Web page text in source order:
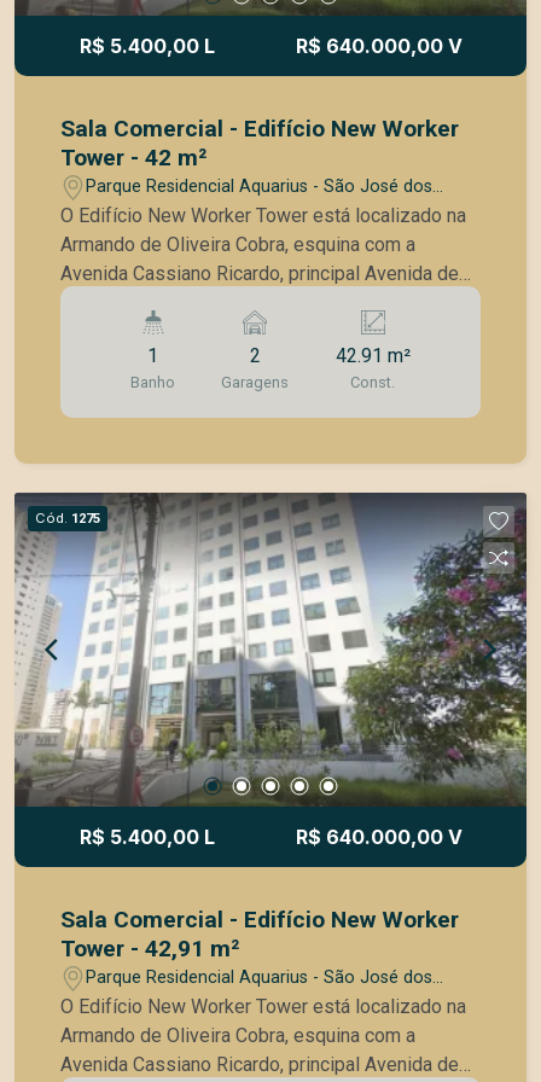
R$ 5.400,00 L R$ 640.000,00 V
Sala Comercial - Edifício New Worker
Tower - 42 m²
Parque Residencial Aquarius - São José dos
Campos/SP
O Edifício New Worker Tower está localizado na
Armando de Oliveira Cobra, esquina com a
Avenida Cassiano Ricardo, principal Avenida de
acesso ao Jardim Aquarius. Área útil: 42,91 m² -
Sala no contrapiso - Banheiro - 2 Vagas cobertas
de garagem Conheça um pouco do Edifício New
Worker Tower: - 9 elevadores - 18 salas
comerciais por andar - Torre única - Portaria 24
de acesso de visitantes com catraca eletrônica e
câmeras de vigilância - 71 vagas para visitantes -
WC Masculino e Feminino nos andares para uso
de clientes - 3 Salas de reunião - Auditório com
Coffee break com copa - Área de convívio na
parte externa
1
Banho
2
Garagens
42.91 m²
Const.
Cód. 1275
R$ 5.400,00 L R$ 640.000,00 V
Sala Comercial - Edifício New Worker
Tower - 42,91 m²
Parque Residencial Aquarius - São José dos
Campos/SP
O Edifício New Worker Tower está localizado na
Armando de Oliveira Cobra, esquina com a
Avenida Cassiano Ricardo, principal Avenida de